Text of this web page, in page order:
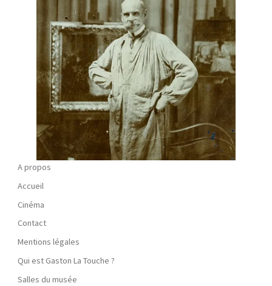
A propos
Accueil
Cinéma
Contact
Mentions légales
Qui est Gaston La Touche ?
Salles du musée